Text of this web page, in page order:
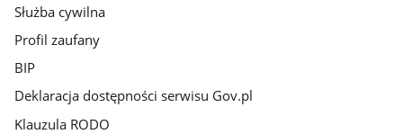
Służba cywilna
Profil zaufany
BIP
Deklaracja dostępności serwisu Gov.pl
Klauzula RODO